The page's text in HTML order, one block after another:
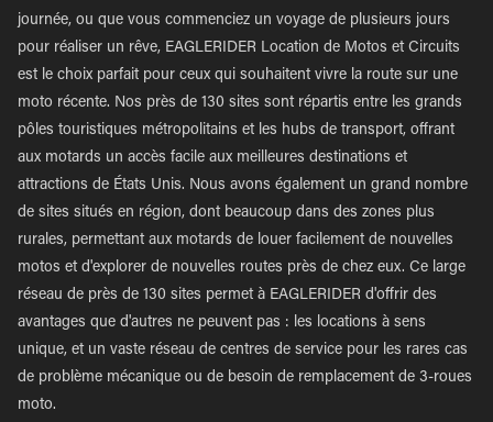
journée, ou que vous commenciez un voyage de plusieurs jours
pour réaliser un rêve, EAGLERIDER Location de Motos et Circuits
est le choix parfait pour ceux qui souhaitent vivre la route sur une
moto récente. Nos près de 130 sites sont répartis entre les grands
pôles touristiques métropolitains et les hubs de transport, offrant
aux motards un accès facile aux meilleures destinations et
attractions de États Unis. Nous avons également un grand nombre
de sites situés en région, dont beaucoup dans des zones plus
rurales, permettant aux motards de louer facilement de nouvelles
motos et d'explorer de nouvelles routes près de chez eux. Ce large
réseau de près de 130 sites permet à EAGLERIDER d'offrir des
avantages que d'autres ne peuvent pas : les locations à sens
unique, et un vaste réseau de centres de service pour les rares cas
de problème mécanique ou de besoin de remplacement de 3-roues
moto.